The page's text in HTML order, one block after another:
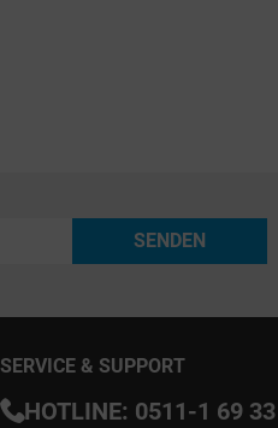
SENDEN
SERVICE & SUPPORT
HOTLINE: 0511-1 69